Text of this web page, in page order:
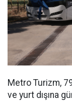
Metro Turizm,
ve yurt dışına